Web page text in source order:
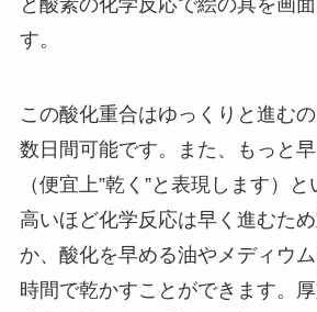
と酸素の化学反応で絵の具を画
す。
この酸化重合はゆっくりと進む
数日間可能です。また、もっと
（便宜上”乾く”と表現します）
高いほど化学反応は早く進むた
か、酸化を早める油やメディウ
時間で乾かすことができます。厚